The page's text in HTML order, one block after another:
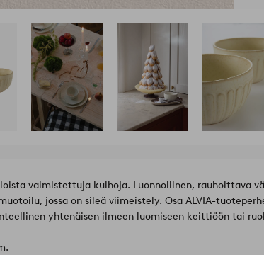
valmistettuja kulhoja. Luonnollinen, rauhoittava
jossa on sileä viimeistely. Osa ALVIA-
yhtenäisen ilmeen luomiseen keittiöön tai